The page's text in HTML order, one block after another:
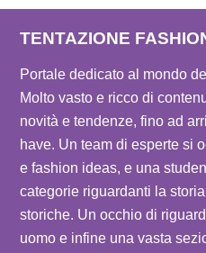
TENTAZIONE
Portale dedicato al mondo
Molto vasto e ricco di
novità e tendenze, fino ad
have. Un team di esperte si
e fashion ideas, e una
categorie riguardanti la
storiche. Un occhio di
uomo e infine una vasta